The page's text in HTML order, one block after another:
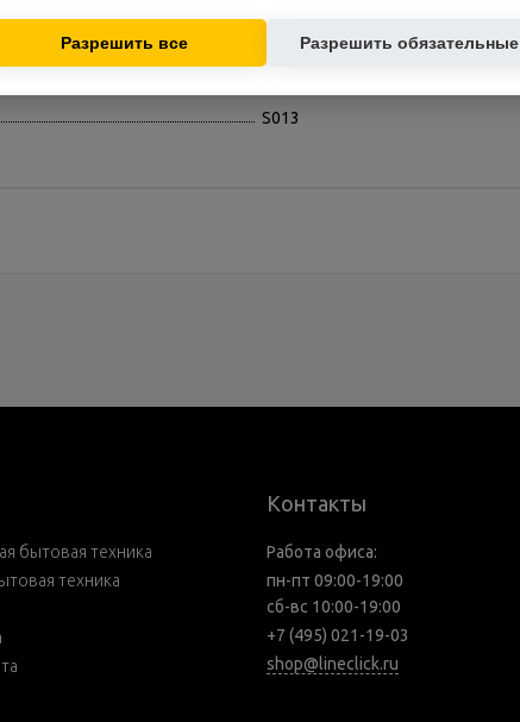
HouseFit
S013
бытовая техника
техника
Контакты
Работа офиса:
пн-пт 09:00-19:00
сб-вс 10:00-19:00
+7 (495) 021-19-03
shop@lineclick.ru
Разрешить все Разрешить обязательные